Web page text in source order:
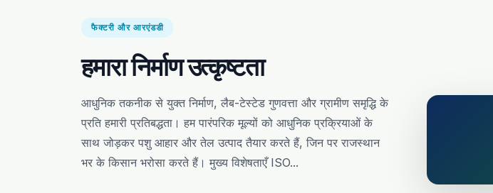
फैक्टरी और आरएंडडी
हमारा निर्माण उत्कृष्टता
आधुनिक तकनीक से युक्त निर्माण, लैब-टेस्टेड गुणवत्ता और ग्रामीण समृद्धि के
प्रति हमारी प्रतिबद्धता। हम पारंपरिक मूल्यों को आधुनिक प्रक्रियाओं के
साथ जोड़कर पशु आहार और तेल उत्पाद तैयार करते हैं, जिन पर राजस्थान
भर के किसान भरोसा करते हैं। मुख्य विशेषताएँ ISO...